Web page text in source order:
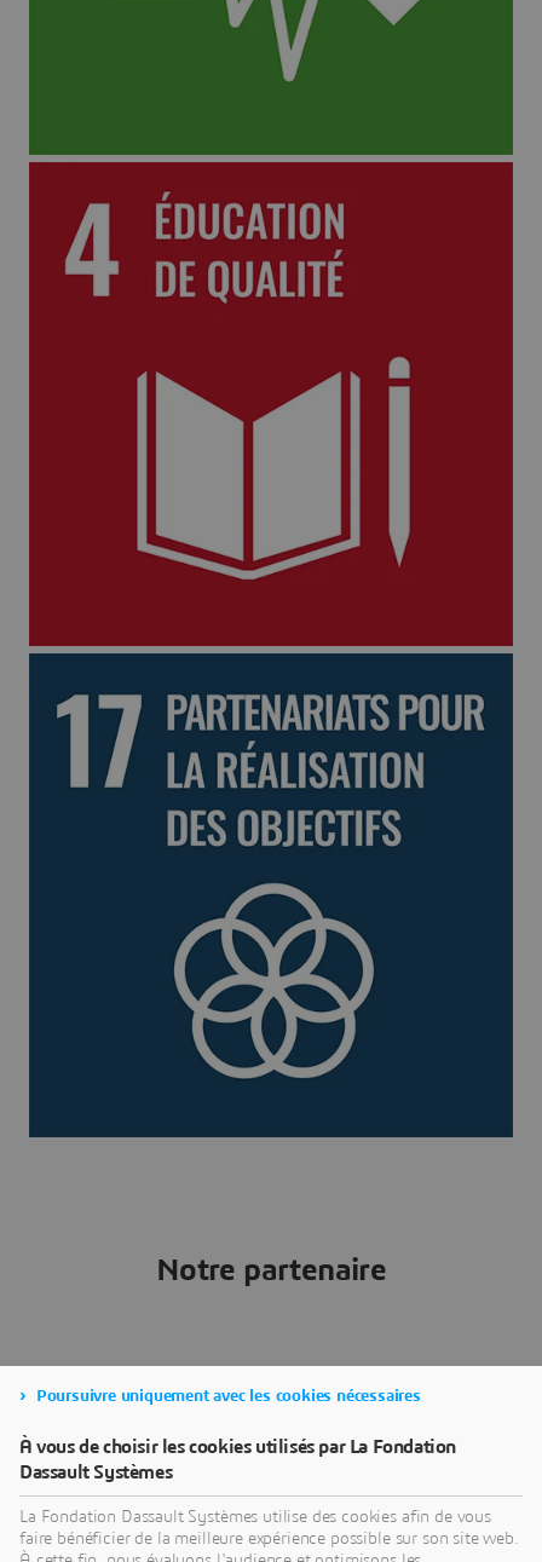
Notre partenaire
Installé sur le campus de l’université de Sheffield
Poursuivre uniquement avec les cookies nécessaires
À vous de choisir les cookies utilisés par La Fondation
Dassault Systèmes
La Fondation Dassault Systèmes utilise des cookies afin de vous
faire bénéficier de la meilleure expérience possible sur son site web.